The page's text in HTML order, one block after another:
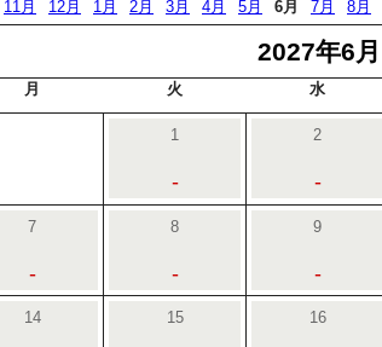
11月 12月 1月 2月 3月 4月 5月 6月 7月 8月
2027年6月
月 火 水
1
-
2
-
7
-
8
-
9
-
14 15 16